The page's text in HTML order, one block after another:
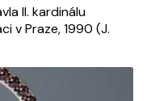
II. kardinálu
v Praze, 1990 (J.